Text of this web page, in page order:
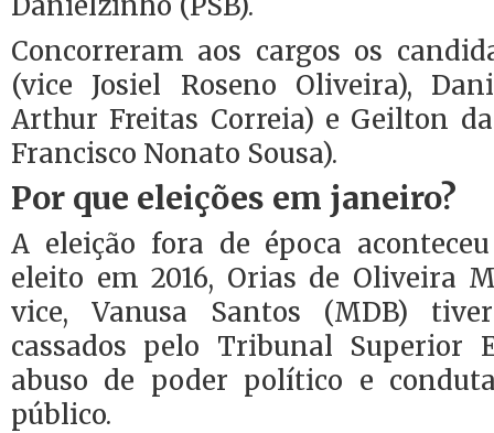
Concorreram aos cargos os
(vice Josiel Roseno Oliveira),
Arthur Freitas Correia) e Geilton
Francisco Nonato Sousa).
Por que eleições em janeiro?
A eleição fora de época
eleito em 2016, Orias de Oliveira
vice, Vanusa Santos (MDB)
cassados pelo Tribunal Superior
abuso de poder político e
público.